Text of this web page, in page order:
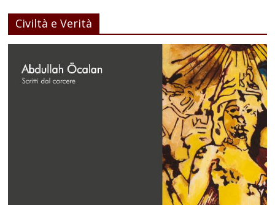
Civiltà e Verità